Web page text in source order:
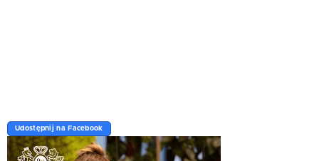
Udostępnij na Facebook